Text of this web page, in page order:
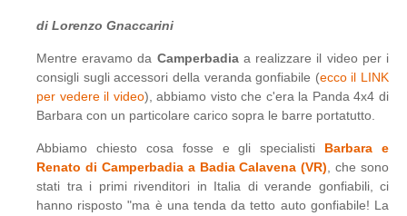
di Lorenzo Gnaccarini
Mentre eravamo da Camperbadiaa realizzare il video per i
consigli sugli accessori della veranda gonfiabile (ecco il LINK
per vedere il video), abbiamo visto che c'era la Panda 4x4 di
Barbara con un particolare carico sopra le barre portatutto.
Abbiamo chiesto cosa fosse e gli specialisti Barbara e
Renato di Camperbadia a Badia Calavena (VR) , che sono
stati tra i primi rivenditori in Italia di verande gonfiabili, ci
hanno risposto "ma è una tenda da tetto auto gonfiabile! La